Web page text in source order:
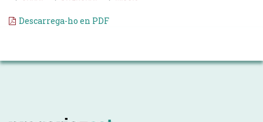
Descarrega-ho en PDF